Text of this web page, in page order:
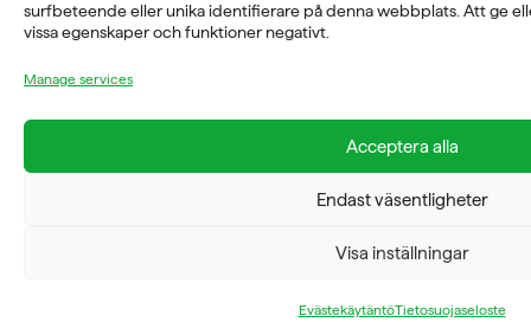
surfbeteende eller unika identifierare på denna webbplats. Att ge
vissa egenskaper och funktioner negativt.
Manage services
Acceptera alla
Endast väsentligheter
Visa inställningar
EvästekäytäntöTietosuojaseloste